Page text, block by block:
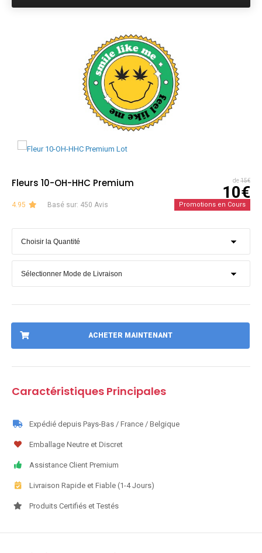
Fleurs 10-OH-HHC Premium de15€
10€
4.95 Basé sur: 450 Avis Promotions en Cours
ACHETER MAINTENANT
Caractéristiques Principales
Expédié depuis Pays-Bas / France / Belgique
Emballage Neutre et Discret
Assistance Client Premium
Livraison Rapide et Fiable (1-4 Jours)
Produits Certifiés et Testés